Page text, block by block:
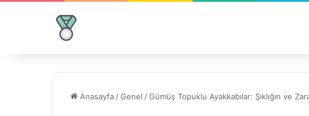
Anasayfa /Genel /Gümüş Topuklu Ayakkabılar: Şıklığın ve